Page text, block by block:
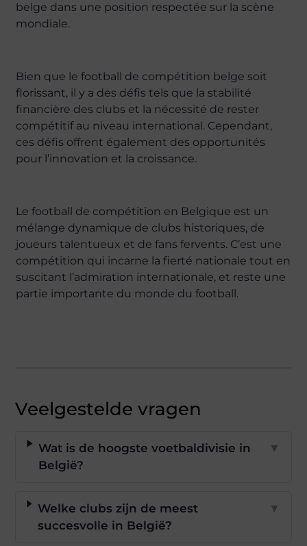
belge dans une position respectée sur la scène
mondiale.
Bien que le football de compétition belge soit
florissant, il y a des défis tels que la stabilité
financière des clubs et la nécessité de rester
compétitif au niveau international. Cependant,
ces défis offrent également des opportunités
pour l’innovation et la croissance.
Le football de compétition en Belgique est un
mélange dynamique de clubs historiques, de
joueurs talentueux et de fans fervents. C’est une
compétition qui incarne la fierté nationale tout en
suscitant l’admiration internationale, et reste une
partie importante du monde du football.
Veelgestelde vragen
Wat is de hoogste voetbaldivisie in
België?
▼
Welke clubs zijn de meest
succesvolle in België?
▼